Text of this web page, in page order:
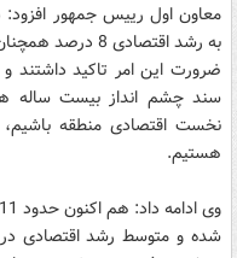
معاون اول رییس جمهور
به رشد اقتصادی
ضرورت این امر تاکید
سند چشم انداز بیست ساله
هستیم.